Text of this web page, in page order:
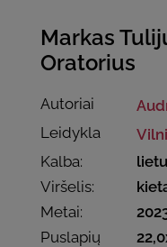
Markas
Oratorius
Autoriai
Leidykla
Kalba:
Viršelis:
Metai:
Puslapių